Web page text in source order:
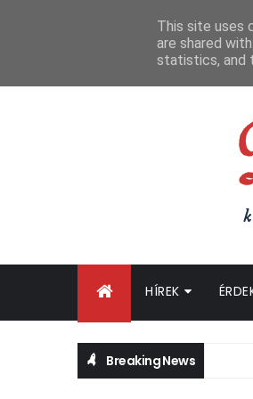
HÍREK
Breaking News
This site uses
are shared
statistics, and